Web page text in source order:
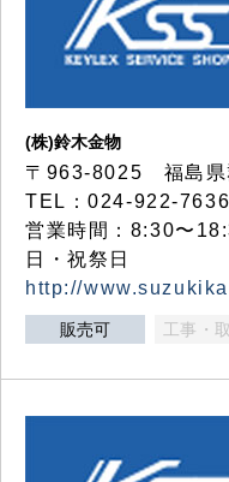
(株)鈴木金物
〒963-8025 福島県
TEL：024-922-
営業時間：8:30〜
日・祝祭日
http://
販売可 工事・